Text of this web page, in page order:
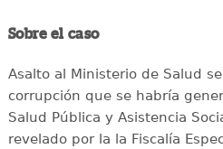
Sobre el caso
Asalto al Ministerio de Salud
corrupción que se habría
Salud Pública y Asistencia
revelado por la la Fiscalía